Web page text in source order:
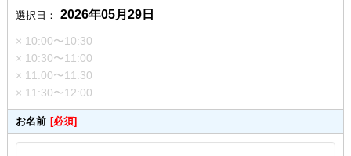
選択日： 2026年05月29日
× 10:00〜10:30
× 10:30〜11:00
× 11:00〜11:30
× 11:30〜12:00
お名前 [必須]